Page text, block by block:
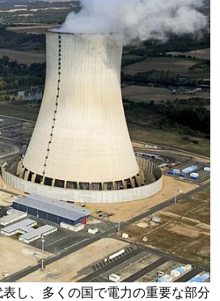
し、多くの国で電力の重要な部分